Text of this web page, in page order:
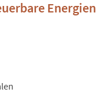
Energien